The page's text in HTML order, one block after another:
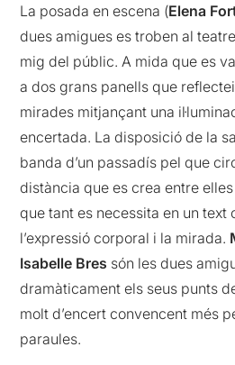
La posada en escena (Elena
dues amigues es troben al
mig del públic. A mida que es
a dos grans panells que
mirades mitjançant una
encertada. La disposició de la
banda d’un passadís pel que
distància que es crea entre
que tant es necessita en un text
l’expressió corporal i la mirada.
Isabelle Bres són les dues
dramàticament els seus punts
molt d’encert convencent més
paraules.